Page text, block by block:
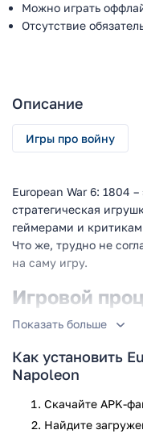
Можно играть
Отсутствие
Описание
Игры про войну
European War 6: 1804
стратегическая
геймерами и
Что же, трудно не
на саму игру.
Игровой
Данный проект
что предлагается
аналогичные проекты
немалые деньги. Что
дополнительным
Показать больше
Как установить
Napoleon
Скачайте APK-
Найдите